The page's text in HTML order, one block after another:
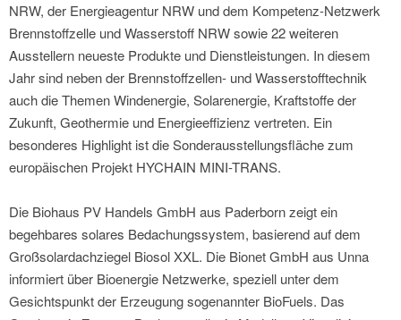
NRW, der Energieagentur NRW und dem Kompetenz-Netzwerk
Brennstoffzelle und Wasserstoff NRW sowie 22 weiteren
Ausstellern neueste Produkte und Dienstleistungen. In diesem
Jahr sind neben der Brennstoffzellen- und Wasserstofftechnik
auch die Themen Windenergie, Solarenergie, Kraftstoffe der
Zukunft, Geothermie und Energieeffizienz vertreten. Ein
besonderes Highlight ist die Sonderausstellungsfläche zum
europäischen Projekt HYCHAIN MINI-TRANS.
Die Biohaus PV Handels GmbH aus Paderborn zeigt ein
begehbares solares Bedachungssystem, basierend auf dem
Großsolardachziegel Biosol XXL. Die Bionet GmbH aus Unna
informiert über Bioenergie Netzwerke, speziell unter dem
Gesichtspunkt der Erzeugung sogenannter BioFuels. Das